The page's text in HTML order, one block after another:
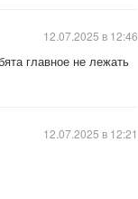
главное не лежать
12.07.2025 в 12:46
12.07.2025 в 12:21